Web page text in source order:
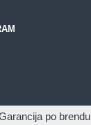
po brendu